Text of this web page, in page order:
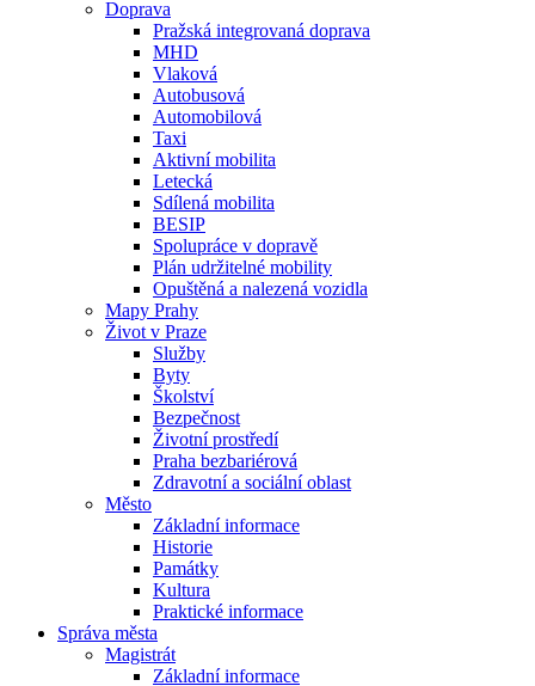
Doprava
Pražská integrovaná doprava
MHD
Vlaková
Autobusová
Automobilová
Taxi
Aktivní mobilita
Letecká
Sdílená mobilita
BESIP
Spolupráce v dopravě
Plán udržitelné mobility
Opuštěná a nalezená vozidla
Mapy Prahy
Život v Praze
Služby
Byty
Školství
Bezpečnost
Životní prostředí
Praha bezbariérová
Zdravotní a sociální oblast
Město
Základní informace
Historie
Památky
Kultura
Praktické informace
Správa města
Magistrát
Základní informace